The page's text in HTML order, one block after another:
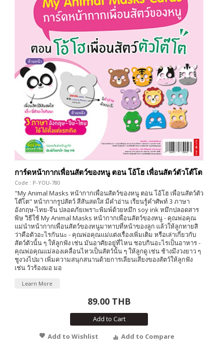
การ์ดหน้ากากเพื่อนสัตว์ของหนู ตอน โอ้โฮ เพื่อนสัตว์ตัวโต๊โต
Code : P-YOU-780
"My Animal Masks หน้ากากเพื่อนสัตว์ของหนู ตอน โอ้โฮ เพื่อนสัตว์ตัว
โต๊โต" หน้ากากรูปสัตว์ สีสันสดใส มีคำอ่าน เรียนรู้คำศัพท์ 3 ภาษา
อังกฤษ-ไทย-จีน ปลอดภัยเพราะพิมพ์ด้วยหมึก soy ink หมึกปลอดสาร
พิษ วิธีใช้ My Animal Masks หน้ากากเพื่อนสัตว์ของหนู - คุณพ่อคุณ
แม่นำหน้ากากเพื่อนสัตว์ของหนูมาทาบที่หน้าของลูก แล้วให้ลูกทายสิ
ว่าคือตัวอะไรกันนะ - คุณพ่อคุณแม่แต่งเรื่องเพิ่มเติม หรือเล่าเกี่ยวกับ
สัตว์ตัวนั้น ๆ ให้ลูกฟัง เช่น มันอาศัยอยู่ที่ไหน ชอบกินอะไรเป็นอาหาร -
คุณพ่อคุณแม่ลองเคลื่อนไหวเป็นสัตว์นั้น ๆ ให้ลูกดู เช่น ช้างมีงวงยาว ๆ
ชูงวงไปมา เพิ่มความสนุกสนานด้วยการเลียนเสียงของสัตว์ให้ลูกฟัง
เช่น วัวร้องมอ มอ
Learn More
89.00 THB
Add to Cart
Add to Wishlist
Add to Compare